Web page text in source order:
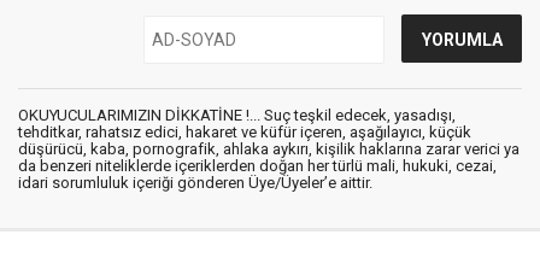
OKUYUCULARIMIZIN DİKKATİNE !... Suç teşkil edecek, yasadışı,
tehditkar, rahatsız edici, hakaret ve küfür içeren, aşağılayıcı, küçük
düşürücü, kaba, pornografik, ahlaka aykırı, kişilik haklarına zarar verici ya
da benzeri niteliklerde içeriklerden doğan her türlü mali, hukuki, cezai,
idari sorumluluk içeriği gönderen Üye/Üyeler’e aittir.